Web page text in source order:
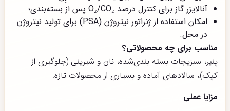
آنالایزر گاز برای کنترل درصد O₂/CO₂ پس از بسته‌بندی؛
امکان استفاده از ژنراتور نیتروژن (PSA) برای تولید نیتروژن
در محل.
مناسب برای چه محصولاتی؟
پنیر، سبزیجات بسته بندی‌شده، نان و شیرینی (جلوگیری از
کپک)، سالادهای آماده و بسیاری از محصولات تازه.
مزایا عملی